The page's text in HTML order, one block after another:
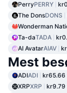
PerryPERRY
The DonsDONS
Wonderman
Ta-daTADA
AI AvatarAIAV
Mest
ADIADI kr65.66
XRPXRP kr9.79